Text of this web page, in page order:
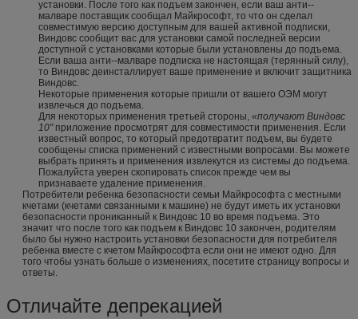
установки. После того как подъем закончен, если ваш анти--
малваре поставщик сообщал Майкрософт, то что он сделал
совместимую версию доступным для вашей активной подписки,
Виндовс сообщит вас для установки самой последней версии
доступной с установками которые были установлены до подъема.
Если ваша анти--малваре подписка не настоящая (терянный силу),
то Виндовс деинсталлирует ваше применение и включит защитника
Виндовс.
Некоторые применения которые пришли от вашего ОЭМ могут
извлечься до подъема.
Для некоторых применения третьей стороны, «получают Виндовс
10"приложение просмотрят для совместимости применения. Если
известный вопрос, то который предотвратит подъем, вы будете
сообщены списка применений с известными вопросами. Вы можете
выбрать принять и применения извлекутся из системы до подъема.
Пожалуйста уверен скопировать список прежде чем вы
признаваете удаление применения.
Потребители ребенка безопасности семьи Майкрософта с местными
кчетами (кчетами связанными к машине) не будут иметь их установки
безопасности прониканный к Виндовс 10 во время подъема. Это
значит что после того как подъем к Виндовс 10 закончен, родителям
было бы нужно настроить установки безопасности для потребителя
ребенка вместе с кчетом Майкрософта если они не имеют одно. Для
того чтобы узнать больше о изменениях, посетите страницу вопросы и
ответы.
Отличайте депрекацией